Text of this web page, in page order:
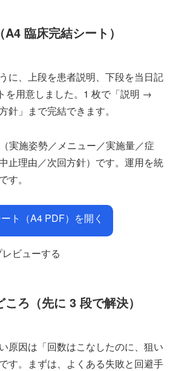
臨床完結シート）
に、上段を患者説明、下段を当日記
を用意しました。1 枚で「説明 →
」まで完結できます。
実施姿勢／メニュー／実施量／症
止理由／次回方針）です。運用を統
す。
ト（A4 PDF）を開く
ビューする
ろ（先に 3 段で解決）
原因は「回数はこなしたのに、狙い
す。まずは、よくある失敗と回避手